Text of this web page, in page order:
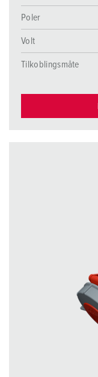
Poler
Volt
Tilkoblingsmåte